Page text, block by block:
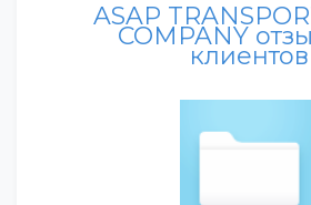
ASAP
COMPANY
клиентов